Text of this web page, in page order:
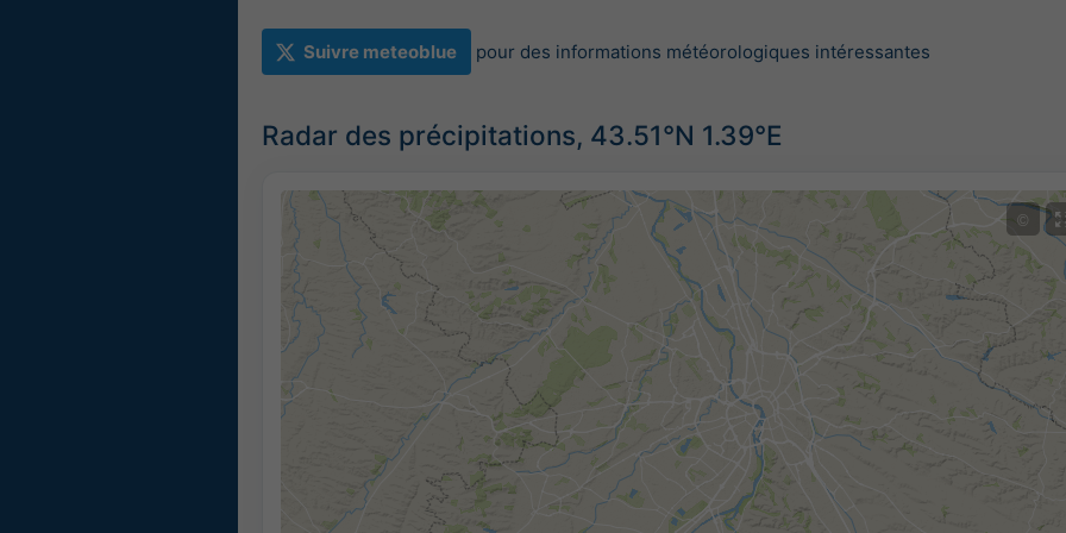
Suivre meteoblue pour des informations météorologiques intéressantes
Radar des précipitations, 43.51°N 1.39°E
©